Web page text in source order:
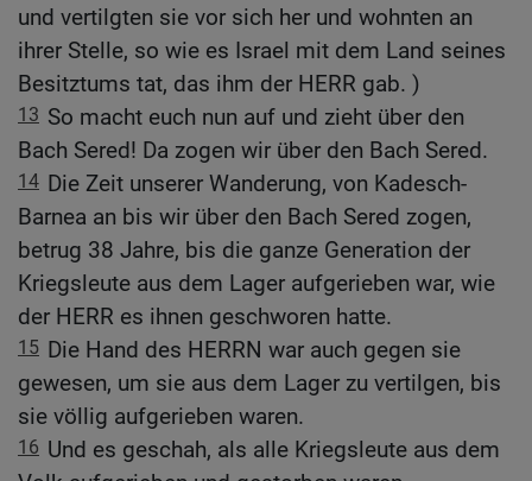
und vertilgten sie vor sich her und wohnten an
ihrer Stelle, so wie es Israel mit dem Land seines
Besitztums tat, das ihm der HERR gab. )
13 So macht euch nun auf und zieht über den
Bach Sered! Da zogen wir über den Bach Sered.
14 Die Zeit unserer Wanderung, von Kadesch-
Barnea an bis wir über den Bach Sered zogen,
betrug 38 Jahre, bis die ganze Generation der
Kriegsleute aus dem Lager aufgerieben war, wie
der HERR es ihnen geschworen hatte.
15 Die Hand des HERRN war auch gegen sie
gewesen, um sie aus dem Lager zu vertilgen, bis
sie völlig aufgerieben waren.
16 Und es geschah, als alle Kriegsleute aus dem